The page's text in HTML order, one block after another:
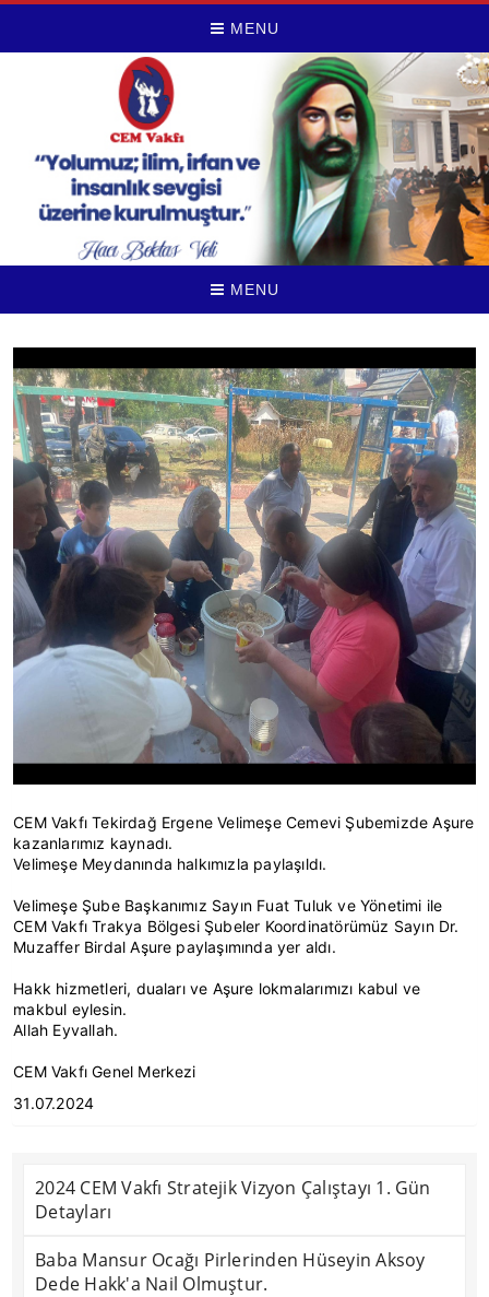
MENU
MENU
CEM Vakfı Tekirdağ Ergene Velimeşe Cemevi Şubemizde Aşure
kazanlarımız kaynadı.
Velimeşe Meydanında halkımızla paylaşıldı.
Velimeşe Şube Başkanımız Sayın Fuat Tuluk ve Yönetimi ile
CEM Vakfı Trakya Bölgesi Şubeler Koordinatörümüz Sayın Dr.
Muzaffer Birdal Aşure paylaşımında yer aldı.
Hakk hizmetleri, duaları ve Aşure lokmalarımızı kabul ve
makbul eylesin.
Allah Eyvallah.
CEM Vakfı Genel Merkezi
31.07.2024
2024 CEM Vakfı Stratejik Vizyon Çalıştayı 1. Gün
Detayları
Baba Mansur Ocağı Pirlerinden Hüseyin Aksoy
Dede Hakk'a Nail Olmuştur.